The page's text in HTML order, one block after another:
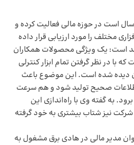
آقای هادی‌پور که بیش از ۲۰ سال است در حوزه مالی فعالیت کرده و
مختلف را مورد ارزیابی قرار داده
است: یک ویژگی محصولات همکاران
با در نظر گرفتن تمام ابزار کنترلی
دیده شده است. این موضوع باعث
صحیح تولید شود و هم سرعت
به گفته وی با راه‌اندازی این
نیز شتاب بیشتری به خود گرفته
که از سال ۹۰ به عنوان مدیر مالی در هادی برق مشغول به